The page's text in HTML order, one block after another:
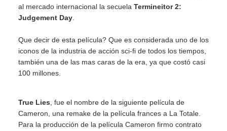
al mercado internacional la secuela Termineitor 2:
Judgement Day
Que decir de esta película? Que es considerada uno de los
iconos de la industria de acción sci-fi de todos los tiempos,
también una de las mas caras de la era, ya que costó casi
100 millones.
True Lies , fue el nombre de la siguiente película de
Cameron, una remake de la película frances a La Totale.
Para la producción de la película Cameron firmo contrato